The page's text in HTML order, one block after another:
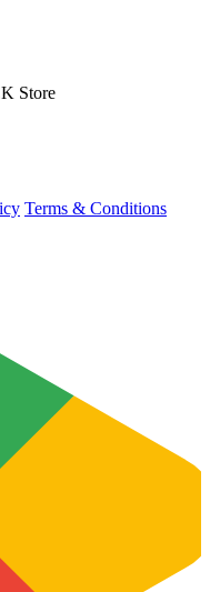
Store
Terms & Conditions